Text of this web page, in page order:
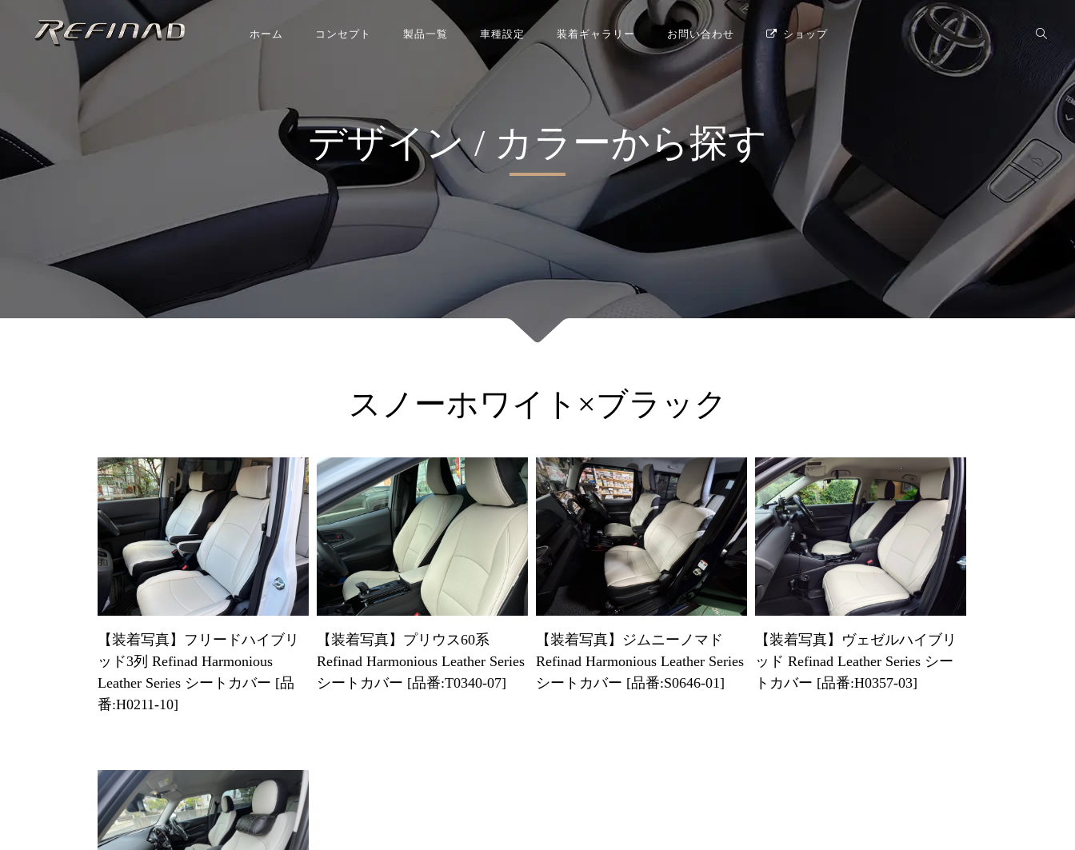
ホーム コンセプト 製品一覧 車種設定 装着ギャラリー お問い合わせ ショップ
スノーホワイト×ブラック
【装着写真】フリードハイブリ
ッド3列 Refinad Harmonious
Leather Series シートカバー [品
番:H0211-10]
【装着写真】プリウス60系
Refinad Harmonious Leather Series
シートカバー [品番:T0340-07]
【装着写真】ジムニーノマド
Refinad Harmonious Leather Series
シートカバー [品番:S0646-01]
【装着写真】ヴェゼルハイブリ
ッド Refinad Leather Series シー
トカバー [品番:H0357-03]